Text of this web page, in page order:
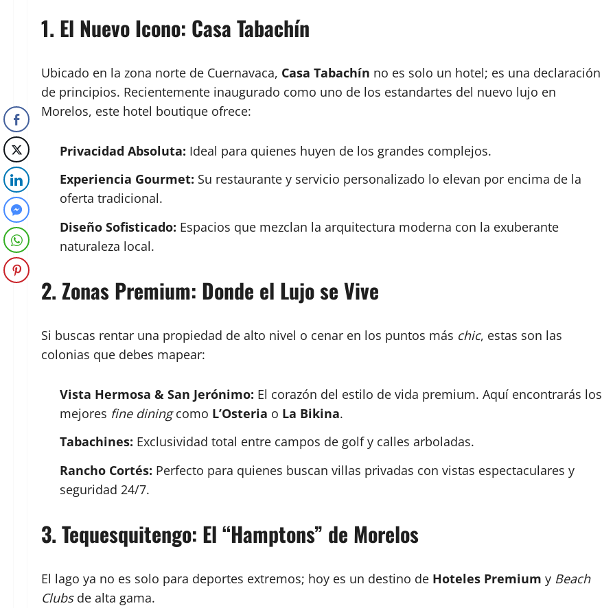
1. El Nuevo Icono: Casa Tabachín
Ubicado en la zona norte de Cuernavaca, Casa Tabachín no es solo un hotel; es una declaración
de principios. Recientemente inaugurado como uno de los estandartes del nuevo lujo en
Morelos, este hotel boutique ofrece:
Privacidad Absoluta: Ideal para quienes huyen de los grandes complejos.
Experiencia Gourmet: Su restaurante y servicio personalizado lo elevan por encima de la
oferta tradicional.
Diseño Sofisticado: Espacios que mezclan la arquitectura moderna con la exuberante
naturaleza local.
2. Zonas Premium: Donde el Lujo se Vive
Si buscas rentar una propiedad de alto nivel o cenar en los puntos más chic, estas son las
colonias que debes mapear:
Vista Hermosa & San Jerónimo: El corazón del estilo de vida premium. Aquí encontrarás los
mejores fine diningcomo L’Osteria o La Bikina.
Tabachines: Exclusividad total entre campos de golf y calles arboladas.
Rancho Cortés: Perfecto para quienes buscan villas privadas con vistas espectaculares y
seguridad 24/7.
3. Tequesquitengo: El “Hamptons” de Morelos
El lago ya no es solo para deportes extremos; hoy es un destino de Hoteles Premium y Beach
Clubsde alta gama.